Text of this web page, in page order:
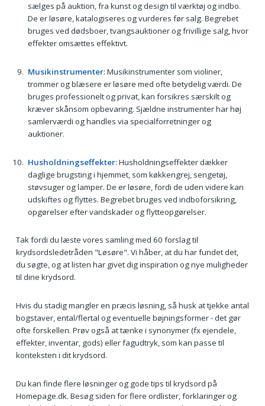
sælges på auktion, fra kunst og design til værktøj og indbo.
De er løsøre, katalogiseres og vurderes før salg. Begrebet
bruges ved dødsboer, tvangsauktioner og frivillige salg, hvor
effekter omsættes effektivt.
Musikinstrumenter: Musikinstrumenter som violiner,
trommer og blæsere er løsøre med ofte betydelig værdi. De
bruges professionelt og privat, kan forsikres særskilt og
kræver skånsom opbevaring. Sjældne instrumenter har høj
samlerværdi og handles via specialforretninger og
auktioner.
Husholdningseffekter: Husholdningseffekter dækker
daglige brugsting i hjemmet, som køkkengrej, sengetøj,
støvsuger og lamper. De er løsøre, fordi de uden videre kan
udskiftes og flyttes. Begrebet bruges ved indboforsikring,
opgørelser efter vandskader og flytteopgørelser.
Tak fordi du læste vores samling med 60 forslag til
krydsordsledetråden "Løsøre". Vi håber, at du har fundet det,
du søgte, og at listen har givet dig inspiration og nye muligheder
til dine krydsord.
Hvis du stadig mangler en præcis løsning, så husk at tjekke antal
bogstaver, ental/flertal og eventuelle bøjningsformer - det gør
ofte forskellen. Prøv også at tænke i synonymer (fx ejendele,
effekter, inventar, gods) eller fagudtryk, som kan passe til
konteksten i dit krydsord.
Du kan finde flere løsninger og gode tips til krydsord på
Homepage.dk. Besøg siden for flere ordlister, forklaringer og